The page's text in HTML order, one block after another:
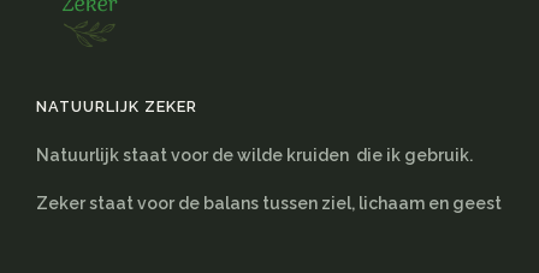
NATUURLIJK ZEKER
Natuurlijk staat voor de wilde kruiden die ik gebruik.
Zeker staat voor de balans tussen ziel, lichaam en geest